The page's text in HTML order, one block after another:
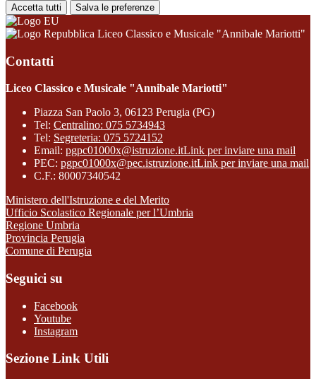
Accetta tutti Salva le preferenze
Liceo Classico e Musicale "Annibale Mariotti"
Contatti
Liceo Classico e Musicale "Annibale Mariotti"
Piazza San Paolo 3, 06123 Perugia (PG)
Tel: Centralino: 075 5734943
Tel: Segreteria: 075 5724152
Email: pgpc01000x@istruzione.itLink per inviare una mail
PEC: pgpc01000x@pec.istruzione.itLink per inviare una mail
C.F.: 80007340542
Ministero dell'Istruzione e del Merito
Ufficio Scolastico Regionale per l’Umbria
Regione Umbria
Provincia Perugia
Comune di Perugia
Seguici su
Facebook
Youtube
Instagram
Sezione Link Utili